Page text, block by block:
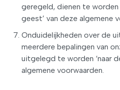
geregeld, dienen te worden
geest’ van deze algemene
Onduidelijkheden over de
meerdere bepalingen van
uitgelegd te worden ‘naar
algemene voorwaarden.